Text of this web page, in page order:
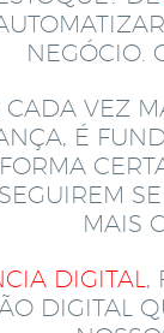
NEGÓCIO.
VEZ
É
MAIS
DIGITAL,
DIGITAL